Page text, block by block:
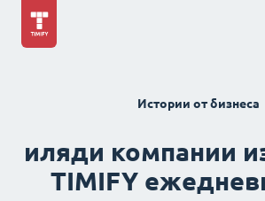
Истории от бизнеса
иляди компании
TIMIFY